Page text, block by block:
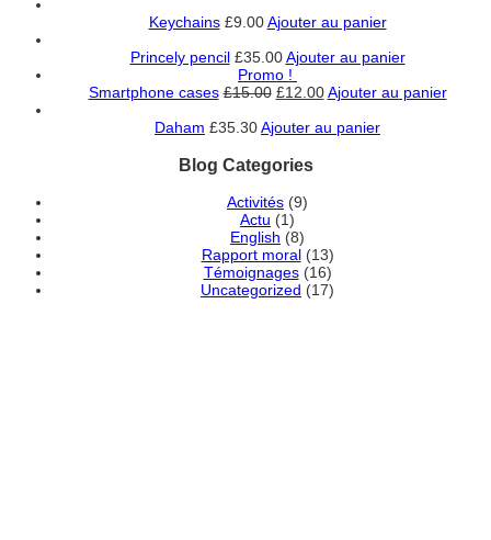
Keychains £9.00 Ajouter au panier
Princely pencil £35.00 Ajouter au panier
Promo !
Smartphone cases £15.00 £12.00 Ajouter au panier
Daham £35.30Ajouter au panier
Blog Categories
Activités (9)
Actu (1)
English (8)
Rapport moral(13)
Témoignages(16)
Uncategorized (17)